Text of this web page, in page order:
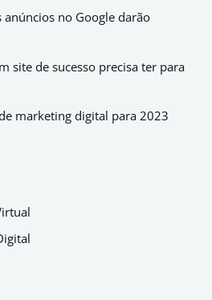
no Google darão
site de sucesso precisa ter para
marketing digital para 2023